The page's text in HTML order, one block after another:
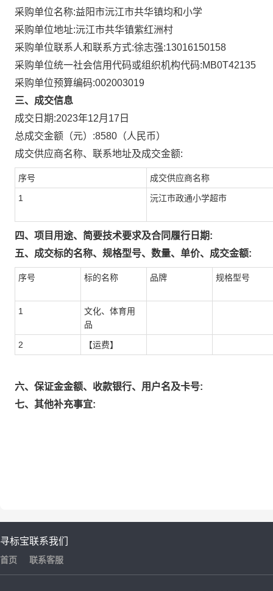
采购单位名称:益阳市沅江市共华镇均和小学
采购单位地址:沅江市共华镇紫红洲村
采购单位联系人和联系方式:徐志强:13016150158
采购单位统一社会信用代码或组织机构代码:MB0T42135
采购单位预算编码:002003019
三、成交信息
成交日期:2023年12月17日
总成交金额（元）:8580 （人民币）
成交供应商名称、联系地址及成交金额:
序号 成交供应商名称
1 沅江市政通小学超市
四、项目用途、简要技术要求及合同履行日期:
五、成交标的名称、规格型号、数量、单价、成交金额:
序号 标的名称 品牌 规格型号
1
文化、体育用
品
2 【运费】
六、保证金金额、收款银行、用户名及卡号:
七、其他补充事宜:
寻标宝
首页
联系我们
联系客服